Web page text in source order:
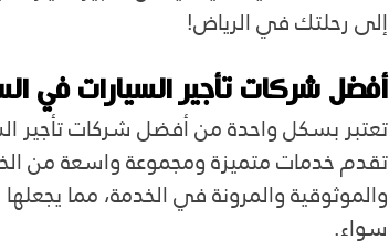
إلى رحلتك في الرياض!
أفضل شركات تأجير السيارات في
تعتبر بسكل واحدة من أفضل شركات تأجير
تقدم خدمات متميزة ومجموعة واسعة من
والموثوقية والمرونة في الخدمة، مما
سواء.